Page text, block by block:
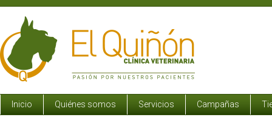
Inicio Quiénes somos Servicios Campañas